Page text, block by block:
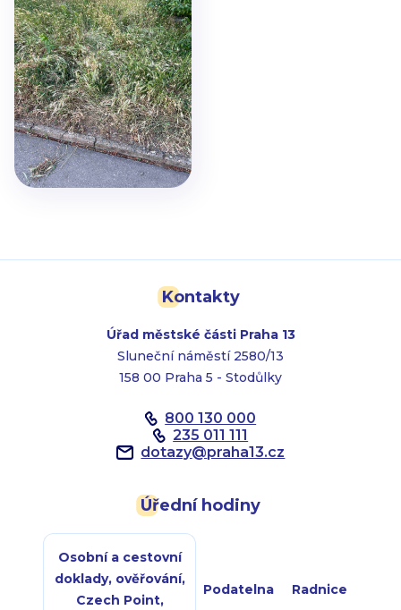
Kontakty
Úřad městské části Praha 13
Sluneční náměstí 2580/13
158 00 Praha 5 - Stodůlky
800 130 000
235 011 111
dotazy@praha13.cz
Úřední hodiny
Osobní a cestovní
doklady, ověřování,
Czech Point,
Podatelna Radnice